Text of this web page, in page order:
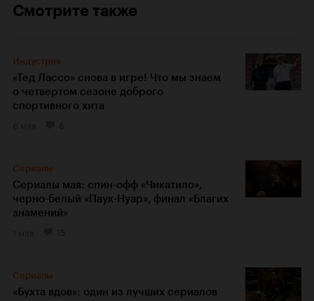
Смотрите также
Индустрия
«Тед Лассо» снова в игре! Что мы знаем
о четвертом сезоне доброго
спортивного хита
Сериалы
Сериалы мая: спин-офф «Чикатило»,
черно-белый «Паук-Нуар», финал «Благих
знамений»
Сериалы
«Бухта вдов»: один из лучших сериалов